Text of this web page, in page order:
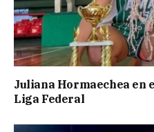
Juliana Hormaechea en
Liga Federal